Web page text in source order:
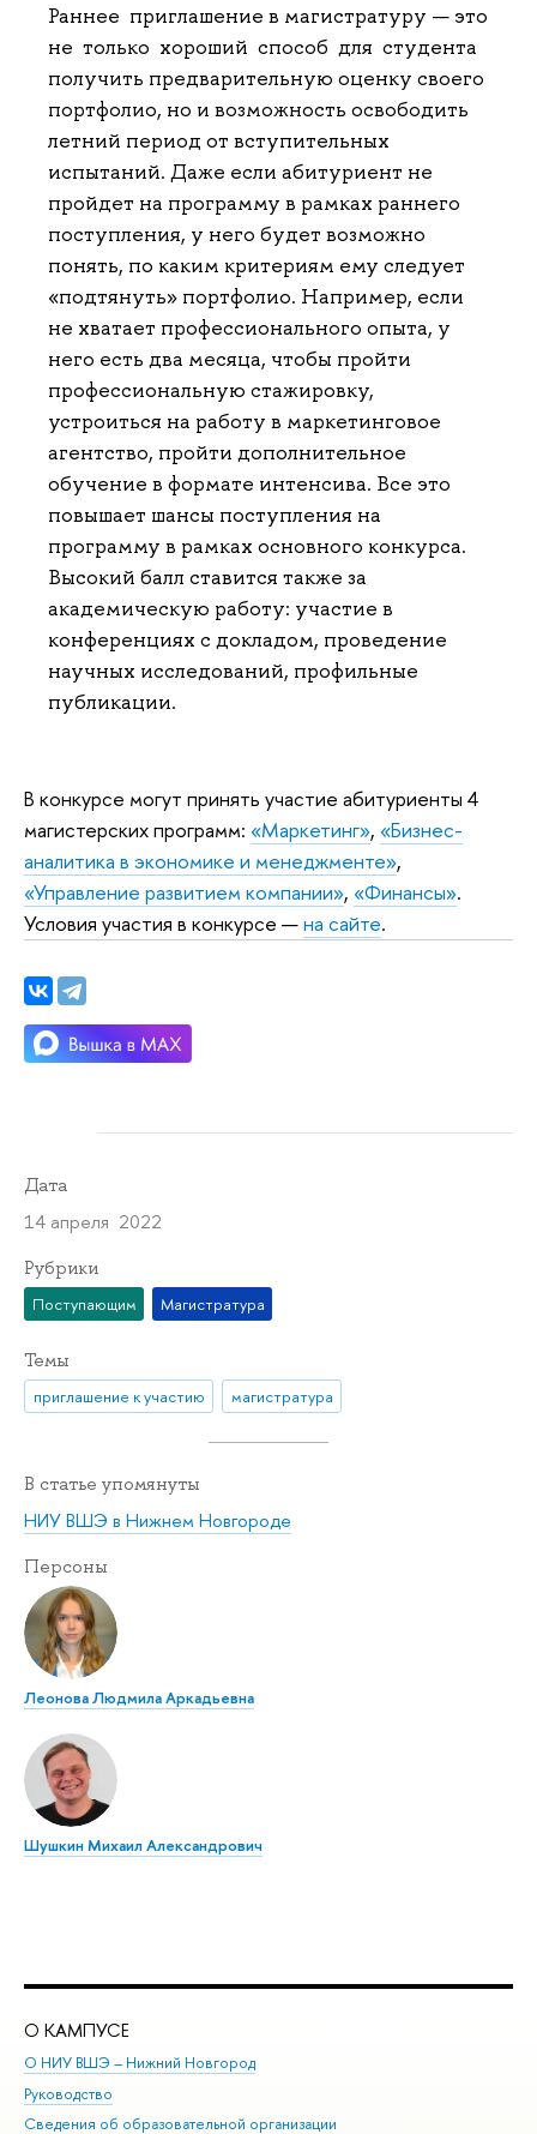
Раннее приглашение в магистратуру — это
не только хороший способ для студента
получить предварительную оценку своего
портфолио, но и возможность освободить
летний период от вступительных
испытаний. Даже если абитуриент не
пройдет на программу в рамках раннего
поступления, у него будет возможно
понять, по каким критериям ему следует
«подтянуть» портфолио. Например, если
не хватает профессионального опыта, у
него есть два месяца, чтобы пройти
профессиональную стажировку,
устроиться на работу в маркетинговое
агентство, пройти дополнительное
обучение в формате интенсива. Все это
повышает шансы поступления на
программу в рамках основного конкурса.
Высокий балл ставится также за
академическую работу: участие в
конференциях с докладом, проведение
научных исследований, профильные
публикации.
В конкурсе могут принять участие абитуриенты 4
магистерских программ: «Маркетинг», «Бизнес-
аналитика в экономике и менеджменте»,
«Управление развитием компании», «Финансы».
Условия участия в конкурсе —на сайте.
Дата
14 апреля 2022
Рубрики
Поступающим Магистратура
Темы
приглашение к участию магистратура
В статье упомянуты
НИУ ВШЭ в Нижнем Новгороде
Персоны
Леонова Людмила Аркадьевна
Шушкин Михаил Александрович
О КАМПУСЕ
О НИУ ВШЭ – Нижний Новгород
Руководство
Сведения об образовательной организации